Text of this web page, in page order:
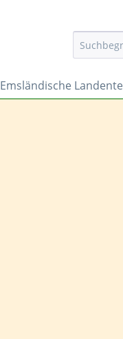
Emsländische Landente